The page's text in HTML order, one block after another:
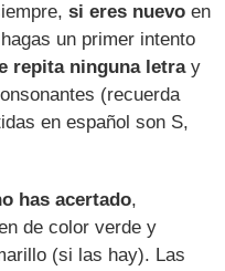
si eres nuevo en
un primer intento
repita ninguna letray
(recuerda
en español son S,
has acertado,
de color verde y
(si las hay). Las